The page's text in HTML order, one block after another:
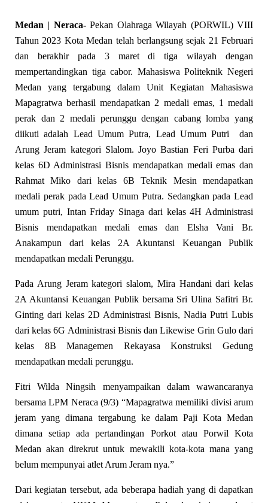
Medan | Neraca-Pekan Olahraga Wilayah (PORWIL) VIII
Tahun 2023 Kota Medan telah berlangsung sejak 21 Februari
dan berakhir pada 3 maret di tiga wilayah dengan
mempertandingkan tiga cabor. Mahasiswa Politeknik Negeri
Medan yang tergabung dalam Unit Kegiatan Mahasiswa
Mapagratwa berhasil mendapatkan 2 medali emas, 1 medali
perak dan 2 medali perunggu dengan cabang lomba yang
diikuti adalah Lead Umum Putra, Lead Umum Putri dan
Arung Jeram kategori Slalom. Joyo Bastian Feri Purba dari
kelas 6D Administrasi Bisnis mendapatkan medali emas dan
Rahmat Miko dari kelas 6B Teknik Mesin mendapatkan
medali perak pada Lead Umum Putra. Sedangkan pada Lead
umum putri, Intan Friday Sinaga dari kelas 4H Administrasi
Bisnis mendapatkan medali emas dan Elsha Vani Br.
Anakampun dari kelas 2A Akuntansi Keuangan Publik
mendapatkan medali Perunggu.
Pada Arung Jeram kategori slalom, Mira Handani dari kelas
2A Akuntansi Keuangan Publik bersama Sri Ulina Safitri Br.
Ginting dari kelas 2D Administrasi Bisnis, Nadia Putri Lubis
dari kelas 6G Administrasi Bisnis dan Likewise Grin Gulo dari
kelas 8B Managemen Rekayasa Konstruksi Gedung
mendapatkan medali perunggu.
Fitri Wilda Ningsih menyampaikan dalam wawancaranya
bersama LPM Neraca (9/3) “Mapagratwa memiliki divisi arum
jeram yang dimana tergabung ke dalam Paji Kota Medan
dimana setiap ada pertandingan Porkot atau Porwil Kota
Medan akan direkrut untuk mewakili kota-kota mana yang
belum mempunyai atlet Arum Jeram nya.”
Dari kegiatan tersebut, ada beberapa hadiah yang di dapatkan